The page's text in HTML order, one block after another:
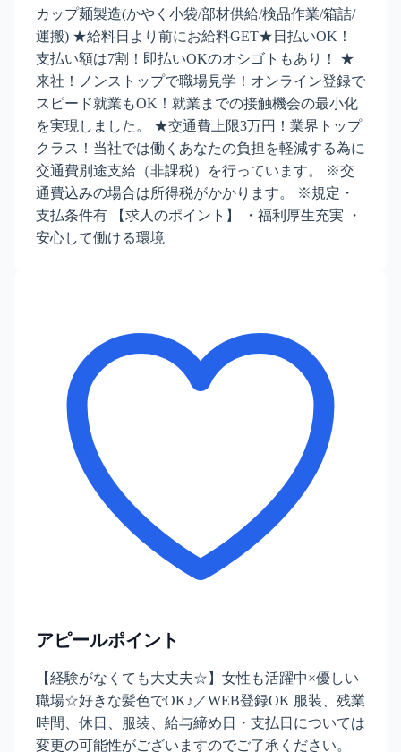
カップ麺製造(かやく小袋/部材供給/検品作業/箱詰/
運搬) ★給料日より前にお給料GET★日払いOK！
支払い額は7割！即払いOKのオシゴトもあり！ ★
来社！ノンストップで職場見学！オンライン登録で
スピード就業もOK！就業までの接触機会の最小化
を実現しました。 ★交通費上限3万円！業界トップ
クラス！当社では働くあなたの負担を軽減する為に
交通費別途支給（非課税）を行っています。 ※交
通費込みの場合は所得税がかかります。 ※規定・
支払条件有 【求人のポイント】 ・福利厚生充実 ・
安心して働ける環境
アピールポイント
【経験がなくても大丈夫☆】女性も活躍中×優しい
職場☆好きな髪色でOK♪／WEB登録OK 服装、残業
時間、休日、服装、給与締め日・支払日については
変更の可能性がございますのでご了承ください。